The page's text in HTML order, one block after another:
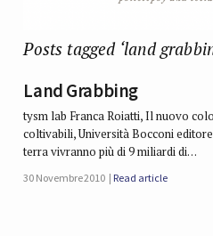
Posts tagged ‘land
Land Grabbing
tysm lab Franca Roiatti, Il nuovo
coltivabili, Università Bocconi
terra vivranno più di 9 miliardi di…
30 Novembre 2010 Read article